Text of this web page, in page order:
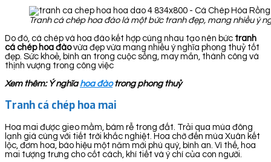
Tranh cá chép hoa đào là một bức tranh đẹp, mang nhiều ý
Do đó, cá chép và hoa đào kết hợp cùng nhau tạo nên bức tranh
cá chép hoa đàovừa đẹp vừa mang nhiều ý nghĩa phong thuỷ tốt
đẹp. Sức khoẻ, bình an trong cuộc sống, may mắn, thành công và
thịnh vượng trong công việc
Xem thêm: Ý nghĩahoa đàotrong phong thuỷ
Tranh cá chép hoa mai
Hoa mai được gieo mầm, bám rễ trong đất. Trải qua mùa đông
lạnh giá cùng với tiết trời khắc nghiệt. Hoa chờ đến mùa Xuân kết
lộc, đơm hoa, báo hiệu một năm mới phú quý, bình an. Vì thế, hoa
mai tượng trưng cho cốt cách, khí tiết và ý chí của con người.